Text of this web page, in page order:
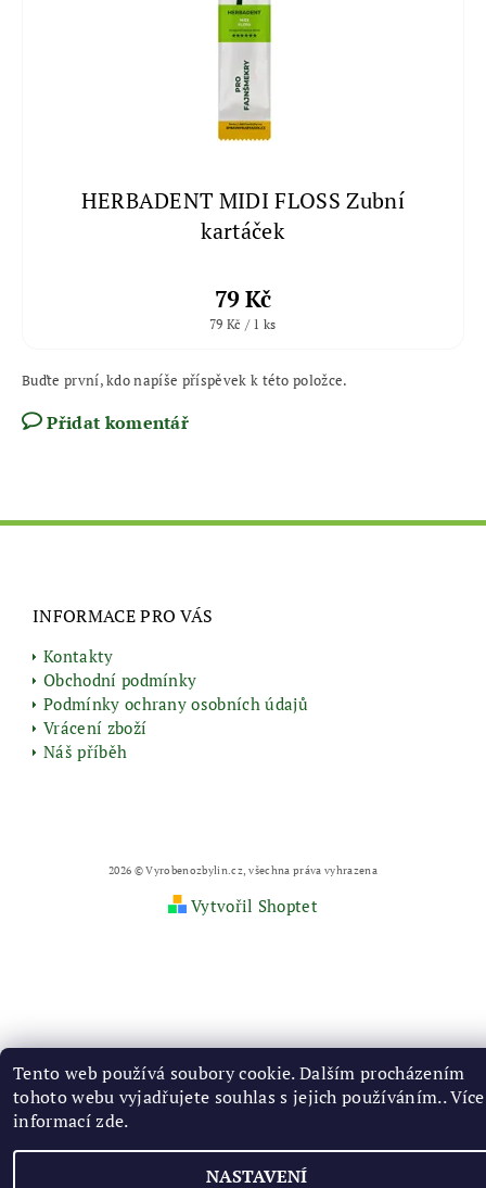
HERBADENT MIDI FLOSS Zubní
kartáček
79 Kč
79 Kč / 1 ks
Buďte první, kdo napíše příspěvek k této položce.
Přidat komentář
INFORMACE PRO VÁS
Kontakty
Obchodní podmínky
Podmínky ochrany osobních údajů
Vrácení zboží
Náš příběh
2026 © Vyrobenozbylin.cz, všechna práva vyhrazena
Vytvořil Shoptet
Tento web používá soubory cookie. Dalším procházením
tohoto webu vyjadřujete souhlas s jejich používáním.. Více
informacízde.
NASTAVENÍ